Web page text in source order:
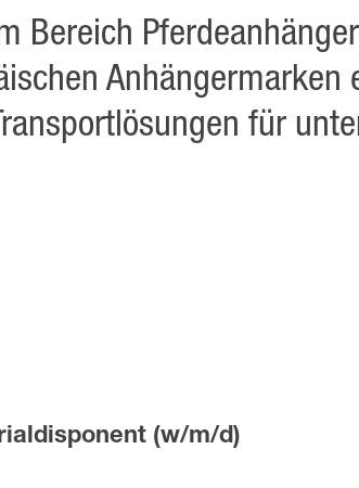
Bereich
Anhängermarken
für
(w/m/d)